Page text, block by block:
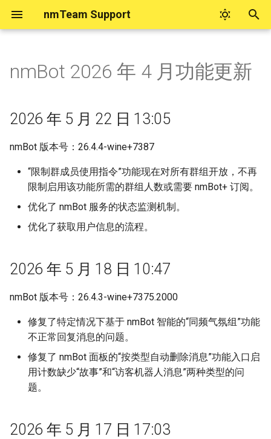
nmTeam Support
始
搜
nmTeam 账号帮助
nmTeam 账号系统问题归档
实用工具
Telegram 数据中心查询
nmBot 商业功能
设置 nmBot 为商业机器人
商业定时任务
在 nmBot 面板管理群组（若
授予 nmBot 管理员权限并配
置功能
允许 nmTeam 支持解封误封
用户
群友互动
使用 pin 指令置顶或取消置顶
操作记录
使用 warn 指令警告成员和频
联防联控机制
2026 年 5 月 22 日 13:05
2026 年 5 月 18 日 10:47
2026 年 5 月 17 日 17:03
2026 年 5 月 15 日 15:54
2026 年 5 月 15 日 10:58
2026 年 4 月 29 日 13:42
2026 年 4 月 26 日 17:02
2026 年 4 月 26 日 16:10
nmBot MCP（Beta 版）和
nmBot Agent Skills
消息模板和自定义表情
其他更新和修复
nmBot 积分
nmBot 智能
nmBot 智能反馈
nmBot 智能与隐私
nmBot Copilot
nmBot 服务隐私政策
nmBot 服务使用条款
nmBot+ 服务使用条款
nmBot 群组使用三方协议
nmBot 面板
如何启动 nmBot 面板
管理对 nmBot 面板的授权
nmBot+
nmBot+ 权益
nmBot+ 订阅方式
如何购买 Telegram 星币
关于看起来由 nmBot 发送的
消息
如果“频道验证”在您的群组中
不工作
如果您无法访问 nmBot 面板
为什么 nmBot 删除了我发送
到群组的消息？
如果您无法在 nmBot 面板登
录
联系 nmTeam
nmTeam 社区
社交媒体上的 nmTeam
联系 nmTeam 支持
无障碍合作与反馈
nmBot 2026 年 4 月功能更新
2026 年 5 月 22 日 13:05
nmBot 版本号：26.4.4-wine+7387
“限制群成员使用指令”功能现在对所有群组开放，不再
限制启用该功能所需的群组人数或需要 nmBot+ 订阅。
优化了 nmBot 服务的状态监测机制。
优化了获取用户信息的流程。
2026 年 5 月 18 日 10:47
nmBot 版本号：26.4.3-wine+7375.2000
修复了特定情况下基于 nmBot 智能的“同频气氛组”功能
不正常回复消息的问题。
修复了 nmBot 面板的“按类型自动删除消息”功能入口启
用计数缺少“故事”和“访客机器人消息”两种类型的问
题。
2026 年 5 月 17 日 17:03